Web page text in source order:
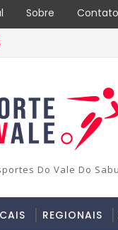
Sobre
Do Vale Do
REGIONAIS